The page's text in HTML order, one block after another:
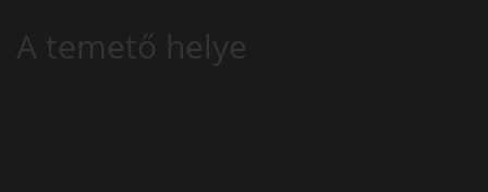
A temető helye